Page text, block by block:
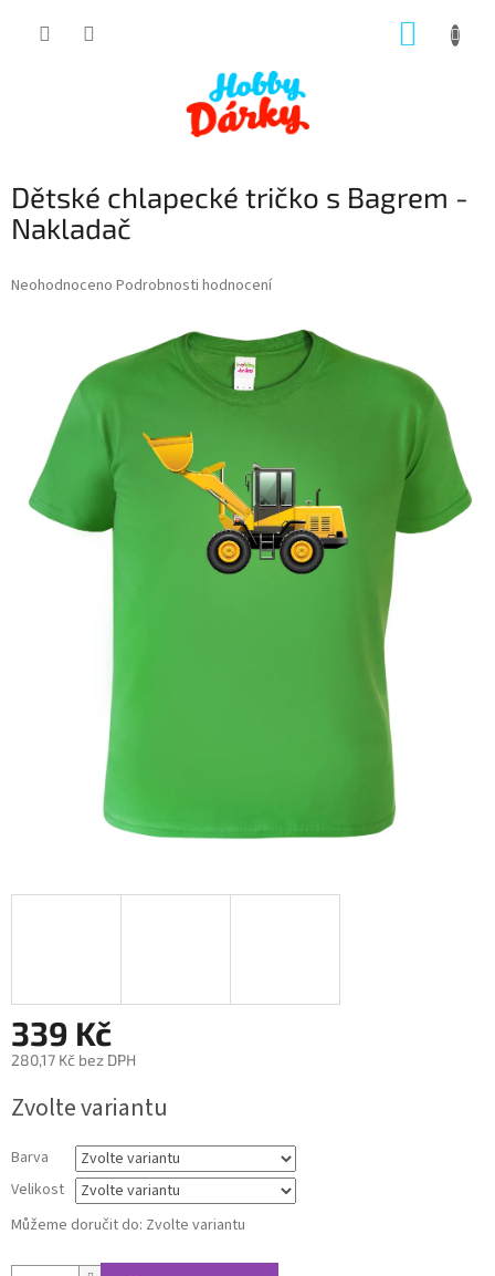
Dětské chlapecké tričko s Bagrem -
Nakladač
Průměrné
hvězdiček.
Neohodnoceno Podrobnosti hodnocení
339 Kč
280,17 Kč bez DPH
cena:
Zvolte variantu
Barva
Velikost
Můžeme doručit do: Zvolte variantu